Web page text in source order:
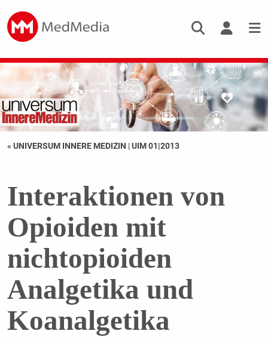
« UNIVERSUM INNERE MEDIZIN |UIM 01|2013
Interaktionen von
Opioiden mit
nichtopioiden
Analgetika und
Koanalgetika